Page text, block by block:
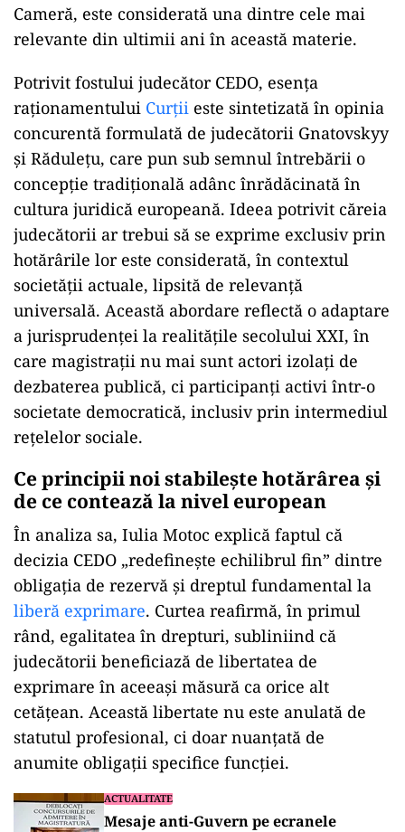
Cameră, este considerată una dintre cele mai
relevante din ultimii ani în această materie.
Potrivit fostului judecător CEDO, esența
raționamentului Curții este sintetizată în opinia
concurentă formulată de judecătorii Gnatovskyy
și Rădulețu, care pun sub semnul întrebării o
concepție tradițională adânc înrădăcinată în
cultura juridică europeană. Ideea potrivit căreia
judecătorii ar trebui să se exprime exclusiv prin
hotărârile lor este considerată, în contextul
societății actuale, lipsită de relevanță
universală. Această abordare reflectă o adaptare
a jurisprudenței la realitățile secolului XXI, în
care magistrații nu mai sunt actori izolați de
dezbaterea publică, ci participanți activi într-o
societate democratică, inclusiv prin intermediul
rețelelor sociale.
Ce principii noi stabilește hotărârea și
de ce contează la nivel european
În analiza sa, Iulia Motoc explică faptul că
decizia CEDO „redefinește echilibrul fin” dintre
obligația de rezervă și dreptul fundamental la
liberă exprimare. Curtea reafirmă, în primul
rând, egalitatea în drepturi, subliniind că
judecătorii beneficiază de libertatea de
exprimare în aceeași măsură ca orice alt
cetățean. Această libertate nu este anulată de
statutul profesional, ci doar nuanțată de
anumite obligații specifice funcției.
ACTUALITATE
Mesaje anti-Guvern pe ecranele